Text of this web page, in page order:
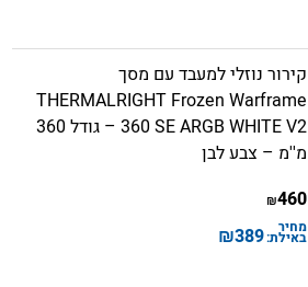
קירור נוזלי למעבד עם מסך
THERMALRIGHT Frozen Warframe
360 SE ARGB WHITE V2 – גודל 360
מ''מ – צבע לבן
460
₪
מחיר
באילת:389
₪